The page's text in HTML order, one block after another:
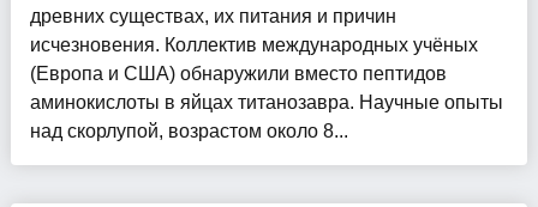
древних существах, их питания и причин
исчезновения. Коллектив международных учёных
(Европа и США) обнаружили вместо пептидов
аминокислоты в яйцах титанозавра. Научные опыты
над скорлупой, возрастом около 8...